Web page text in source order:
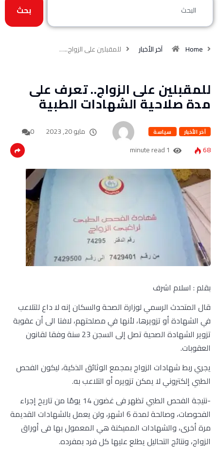
بحث
Home آخر الأخبار للمقبلين على الزواج..…
للمقبلين على الزواج.. تعرف على
مدة صلاحية الشهادات الطبية
آخر الأخبار سياسة مايو 20, 2023
0
68
1 minute read
بقلم : اسلام اشرف
قال المتحدث الرسمي لوزارة الصحة والسكان إنه لا داع للتلاعب
في الشهادة أو تزويرها، لأنها في مصلحتهم، لافتا الى أن عقوبة
تزوير الشهادة الصحية تصل إلى السجن 23 سنة وفقا لقانون
العقوبات.
يجري ربط شهادات الزواج بمجمع الوثائق الذكية، ليكون الفحص
الطبي إلكتروني لا يمكن تزويره أو التلاعب به.
-نتيجة الفحص الطبي تظهر فى غضون 14 يومًا من تاريخ إجراء
الفحوصات، وصالحة لمدة 6 اشهر، ولن يعمل بالشهادات القديمة
مرة أخرى، والشهادات المميكنة هي المعمول بها فى أوراق
الزواج، ونتائج التحاليل يطلع عليها كل فرد بمفرده.